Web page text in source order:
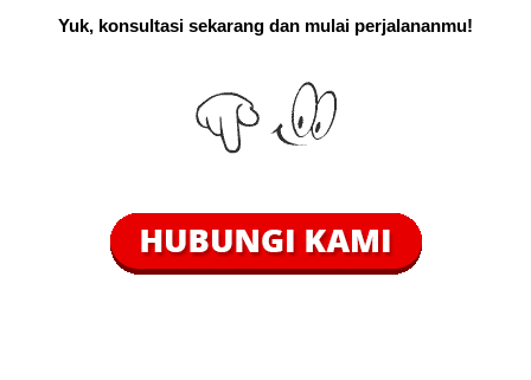
Yuk, konsultasi sekarang dan mulai perjalananmu!